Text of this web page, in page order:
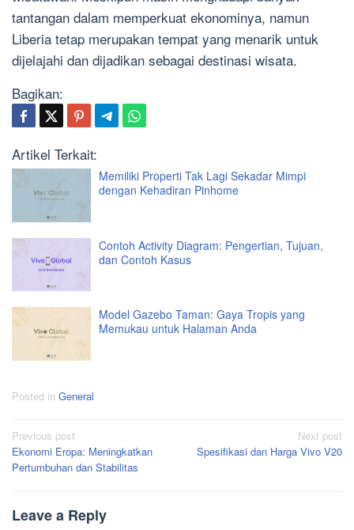
tantangan dalam memperkuat ekonominya, namun
Liberia tetap merupakan tempat yang menarik untuk
dijelajahi dan dijadikan sebagai destinasi wisata.
Bagikan:
Artikel Terkait:
Memiliki Properti Tak Lagi Sekadar Mimpi
dengan Kehadiran Pinhome
Contoh Activity Diagram: Pengertian, Tujuan,
dan Contoh Kasus
Model Gazebo Taman: Gaya Tropis yang
Memukau untuk Halaman Anda
Posted in General
Post
navigation
Previous post
Ekonomi Eropa: Meningkatkan
Pertumbuhan dan Stabilitas
Next post
Spesifikasi dan Harga Vivo V20
Leave a Reply